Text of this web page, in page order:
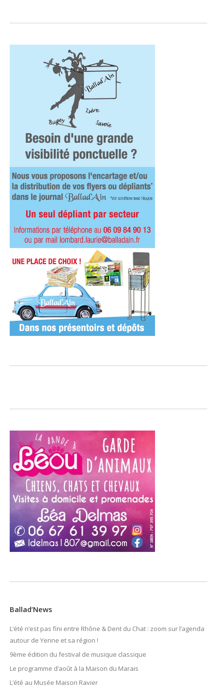
Ballad’News
L’été n’est pas fini entre Rhône & Dent du Chat : zoom sur l’agenda
autour de Yenne et sa région !
9ème édition du festival de musique classique
Le programme d’août à la Maison du Marais
L’été au Musée Maison Ravier